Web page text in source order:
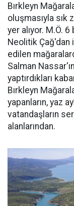
Bırkleyn
oluşmasıyla sık
yer alıyor. M.Ö. 6
Neolitik Çağ'dan
edilen
Salman
yaptırdıkları
Bırkleyn
yapanların, yaz
vatandaşların
alanlarından.